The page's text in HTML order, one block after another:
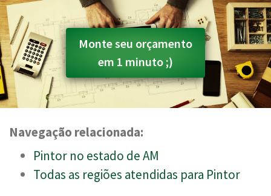
Monte seu orçamento
em 1 minuto ;)
Navegação relacionada:
Pintor no estado de AM
Todas as regiões atendidas para Pintor